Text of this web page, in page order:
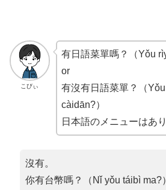
こびぃ
有日語菜單嗎？（Yǒu
or
有沒有日語菜單？（
càidān?）
日本語のメニューはあ
沒有。
你有台幣嗎？（Nǐ yǒu táibì ma?）